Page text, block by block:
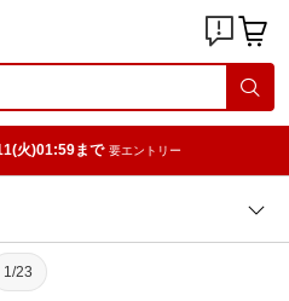
火)01:59まで 要エントリー
1/23